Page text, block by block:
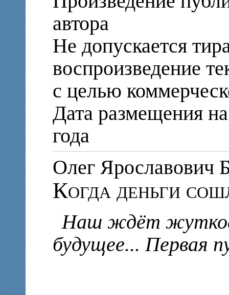
автора
Не допускается
воспроизведение
с целью
Дата размещения
года
Олег
Когда деньги
Наш ждёт
будущее... Первая